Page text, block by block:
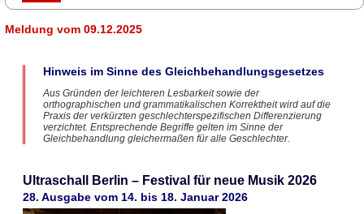
Meldung vom 09.12.2025
Hinweis im Sinne des Gleichbehandlungsgesetzes
Aus Gründen der leichteren Lesbarkeit sowie der
orthographischen und grammatikalischen Korrektheit wird auf die
Praxis der verkürzten geschlechterspezifischen Differenzierung
verzichtet. Entsprechende Begriffe gelten im Sinne der
Gleichbehandlung gleichermaßen für alle Geschlechter.
Ultraschall Berlin – Festival für neue Musik 2026
28. Ausgabe vom 14. bis 18. Januar 2026